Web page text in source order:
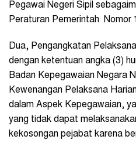
Pegawai Negeri Sipil
Peraturan Pemerintah Nomor
Dua, Pengangkatan
dengan ketentuan angka (3)
Badan Kepegawaian Negara
Kewenangan Pelaksana
dalam Aspek Kepegawaian,
yang tidak dapat
kekosongan pejabat karena